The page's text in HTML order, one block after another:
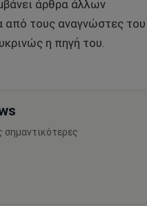
άρθρα άλλων
από τους αναγνώστες του
η πηγή του.
σημαντικότερες